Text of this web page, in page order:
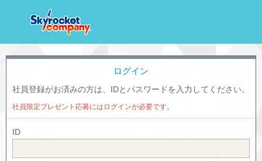
ログイン
社員登録がお済みの方は、IDとパスワードを入力してください。
社員限定プレゼント応募にはログインが必要です。
ID